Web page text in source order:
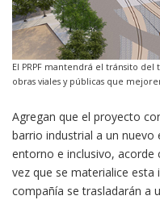
El PRPF mantendrá el tránsito
obras viales y públicas que
Agregan que el proyecto
barrio industrial a un nuevo
entorno e inclusivo, acorde
vez que se materialice
compañía se trasladarán a